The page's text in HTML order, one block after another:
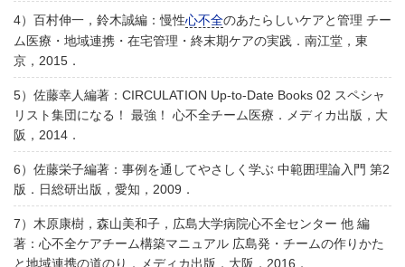
4）百村伸一，鈴木誠編：慢性心不全のあたらしいケアと管理 チー
ム医療・地域連携・在宅管理・終末期ケアの実践．南江堂，東
京，2015．
5）佐藤幸人編著：CIRCULATION Up-to-Date Books 02 スペシャ
リスト集団になる！ 最強！ 心不全チーム医療．メディカ出版，大
阪，2014．
6）佐藤栄子編著：事例を通してやさしく学ぶ 中範囲理論入門 第2
版．日総研出版，愛知，2009．
7）木原康樹，森山美和子，広島大学病院心不全センター 他 編
著：心不全ケアチーム構築マニュアル 広島発・チームの作りかた
と地域連携の道のり．メディカ出版，大阪，2016．